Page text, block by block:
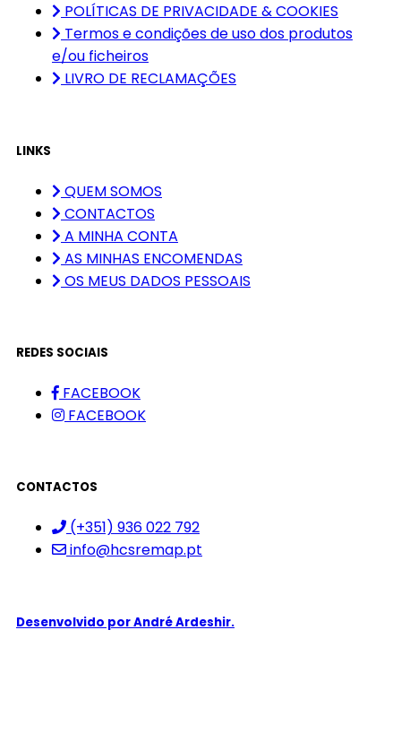
POLÍTICAS DE PRIVACIDADE & COOKIES
Termos e condições de uso dos produtos
e/ou ficheiros
LIVRO DE RECLAMAÇÕES
LINKS
QUEM SOMOS
CONTACTOS
A MINHA CONTA
AS MINHAS ENCOMENDAS
OS MEUS DADOS PESSOAIS
REDES SOCIAIS
FACEBOOK
FACEBOOK
CONTACTOS
(+351) 936 022 792
info@hcsremap.pt
Desenvolvido porAndré Ardeshir.